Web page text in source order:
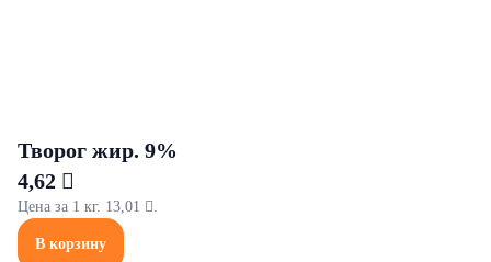
Творог жир. 9%
4,62 
Цена за 1 кг. 13,01 .
В корзину